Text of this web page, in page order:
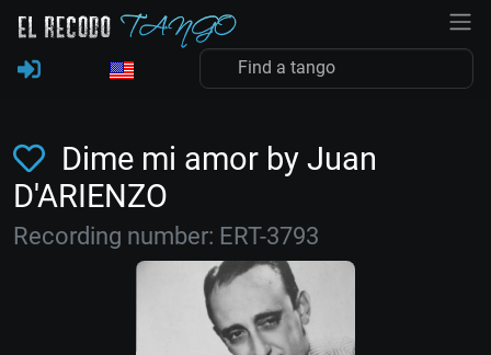
Dime mi amor by Juan
D'ARIENZO
Recording number: ERT-3793